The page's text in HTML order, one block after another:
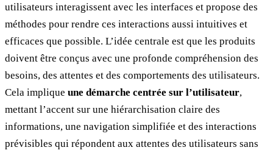
utilisateurs interagissent avec les interfaces et propose des
méthodes pour rendre ces interactions aussi intuitives et
efficaces que possible. L’idée centrale est que les produits
doivent être conçus avec une profonde compréhension des
besoins, des attentes et des comportements des utilisateurs.
Cela implique une démarche centrée sur l’utilisateur,
mettant l’accent sur une hiérarchisation claire des
informations, une navigation simplifiée et des interactions
prévisibles qui répondent aux attentes des utilisateurs sans